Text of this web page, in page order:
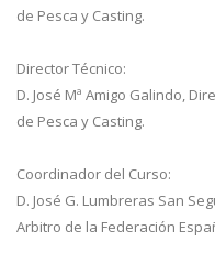
de Pesca y Casting.
Director Técnico:
D. José Mª Amigo Galindo,
de Pesca y Casting.
Coordinador del Curso:
D. José G. Lumbreras San
Arbitro de la Federación